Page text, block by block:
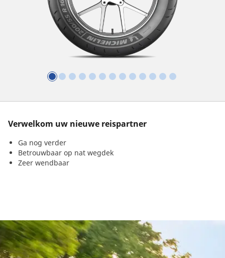
Verwelkom uw nieuwe reispartner
Ga nog verder
Betrouwbaar op nat wegdek
Zeer wendbaar